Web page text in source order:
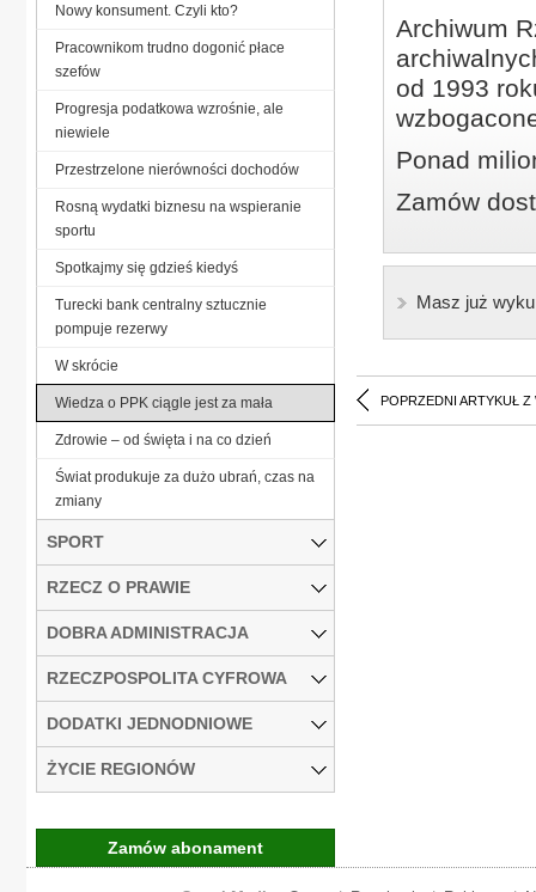
Archiwum
od 1993
Ponad
Zamów
Masz już
POPRZEDNI ARTYKUŁ Z
Nowy konsument. Czyli kto?
Pracownikom trudno dogonić płace
szefów
Progresja podatkowa wzrośnie, ale
niewiele
Przestrzelone nierówności dochodów
Rosną wydatki biznesu na wspieranie
sportu
Spotkajmy się gdzieś kiedyś
Turecki bank centralny sztucznie
pompuje rezerwy
W skrócie
Wiedza o PPK ciągle jest za mała
Zdrowie – od święta i na co dzień
Świat produkuje za dużo ubrań, czas na
zmiany
SPORT
RZECZ O PRAWIE
DOBRA ADMINISTRACJA
RZECZPOSPOLITA CYFROWA
DODATKI JEDNODNIOWE
ŻYCIE REGIONÓW
Zamów abonament